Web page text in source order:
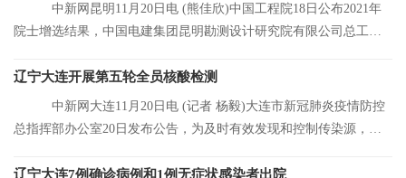
中新网昆明11月20日电 (熊佳欣)中国工程院18日公布2021年
院士增选结果，中国电建集团昆明勘测设计研究院有限公司总工程
辽宁大连开展第五轮全员核酸检测
中新网大连11月20日电 (记者 杨毅)大连市新冠肺炎疫情防控
总指挥部办公室20日发布公告，为及时有效发现和控制传染源，结
辽宁大连7例确诊病例和1例无症状感染者出院